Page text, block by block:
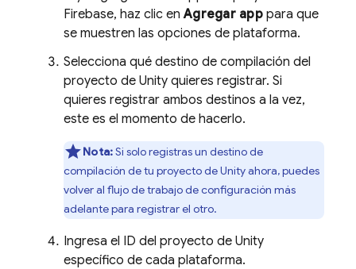
Firebase, haz clic enAgregar apppara que
se muestren las opciones de plataforma.
Selecciona qué destino de compilación del
proyecto de Unity quieres registrar. Si
quieres registrar ambos destinos a la vez,
este es el momento de hacerlo.
Nota:Si solo registras un destino de
compilación de tu proyecto de Unity ahora, puedes
volver al flujo de trabajo de configuración más
adelante para registrar el otro.
Ingresa el ID del proyecto de Unity
específico de cada plataforma.